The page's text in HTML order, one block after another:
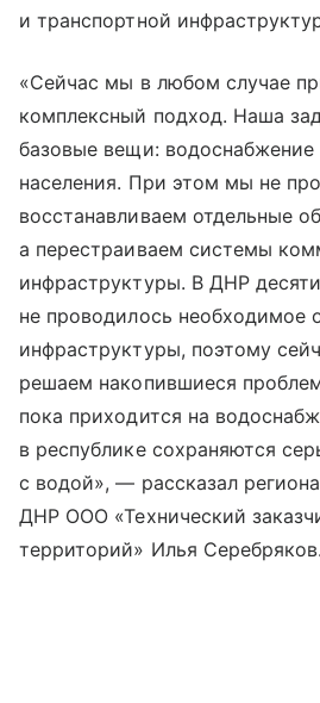
и транспортной
«Сейчас мы в любом случае
комплексный подход. Наша
базовые вещи:
населения. При этом мы не
восстанавливаем отдельные
а перестраиваем системы
инфраструктуры. В ДНР
не проводилось необходимое
инфраструктуры, поэтому
решаем накопившиеся
пока приходится на
в республике сохраняются
с водой», — рассказал
ДНР ООО «Технический
территорий» Илья Серебряков.